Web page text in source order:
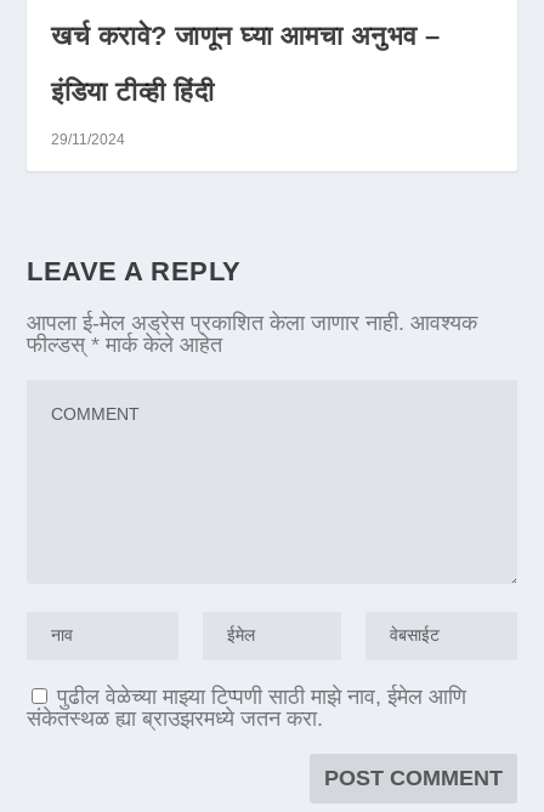
खर्च करावे? जाणून घ्या आमचा अनुभव –
इंडिया टीव्ही हिंदी
29/11/2024
LEAVE A REPLY
आपला ई-मेल अड्रेस प्रकाशित केला जाणार नाही. आवश्यक
फील्डस्* मार्क केले आहेत
पुढील वेळेच्या माझ्या टिप्पणी साठी माझे नाव, ईमेल आणि
संकेतस्थळ ह्या ब्राउझरमध्ये जतन करा.